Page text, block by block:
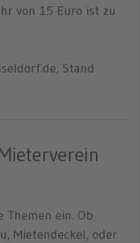
von 15 Euro ist zu
Stand
ein. Ob
Mietendeckel, oder